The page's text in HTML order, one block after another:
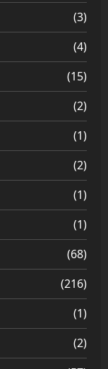
(3)
(4)
(15)
(2)
(1)
(2)
(1)
(1)
(68)
(216)
(1)
(2)